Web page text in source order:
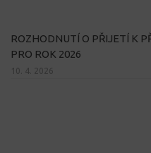
ROZHODNUTÍ O PŘIJETÍ K
PRO ROK 2026
10. 4. 2026